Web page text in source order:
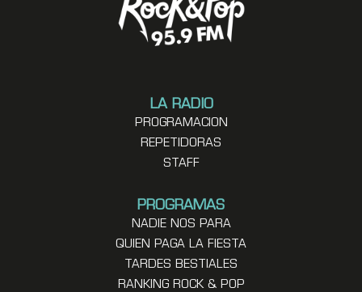
LA RADIO
PROGRAMACION
REPETIDORAS
STAFF
PROGRAMAS
NADIE NOS PARA
QUIEN PAGA LA FIESTA
TARDES BESTIALES
RANKING ROCK & POP